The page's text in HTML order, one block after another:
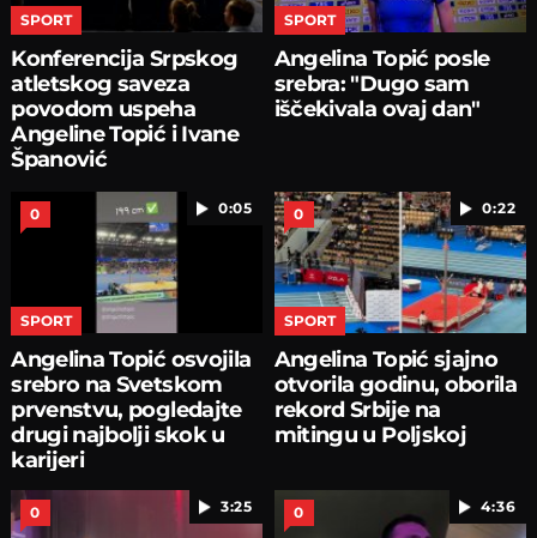
SPORT
Konferencija Srpskog
atletskog saveza
povodom uspeha
Angeline Topić i Ivane
Španović
SPORT
Angelina Topić posle
srebra: "Dugo sam
iščekivala ovaj dan"
0:05
0
SPORT
Angelina Topić osvojila
srebro na Svetskom
prvenstvu, pogledajte
drugi najbolji skok u
karijeri
0:22
0
SPORT
Angelina Topić sjajno
otvorila godinu, oborila
rekord Srbije na
mitingu u Poljskoj
3:25
0 4:36
0